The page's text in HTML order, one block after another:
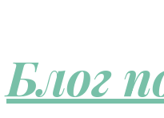
Блог